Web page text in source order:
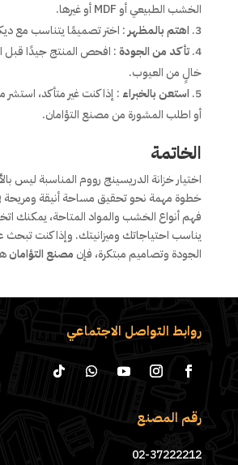
الخشب الطبيعي أو MDF أو غيرها.
اهتم بالمظهر : اختر تصميمًا يتناسب مع
تأكد من الجودة: افحص المنتج جيدًا قبل
خالٍ من العيوب.
استعن بالخبراء : إذا كنت غير متأكد،
أو اطلب المشورة من مصنع التؤامان.
الخاتمة
اختيار خزانة الدريسينج رووم المناسبة ليس
خطوة مهمة نحو تحقيق مساحة أنيقة ومريحة
فهم أنواع الخشب والمواد المتاحة، يمكنك
يناسب احتياجاتك وميزانيتك. وإذا كنت
الجودة وتصاميم مبتكرة، فإن مصنع التؤامان
روابط التواصل الاجتماعي
رقم المصنع
02-37222212